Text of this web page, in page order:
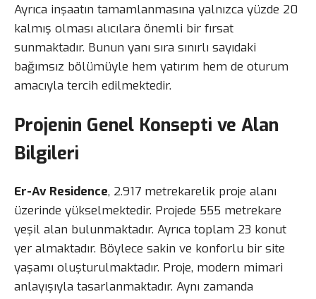
Ayrıca inşaatın tamamlanmasına yalnızca yüzde 20
kalmış olması alıcılara önemli bir fırsat
sunmaktadır. Bunun yanı sıra sınırlı sayıdaki
bağımsız bölümüyle hem yatırım hem de oturum
amacıyla tercih edilmektedir.
Projenin Genel Konsepti ve Alan
Bilgileri
Er-Av Residence, 2.917 metrekarelik proje alanı
üzerinde yükselmektedir. Projede 555 metrekare
yeşil alan bulunmaktadır. Ayrıca toplam 23 konut
yer almaktadır. Böylece sakin ve konforlu bir site
yaşamı oluşturulmaktadır. Proje, modern mimari
anlayışıyla tasarlanmaktadır. Aynı zamanda